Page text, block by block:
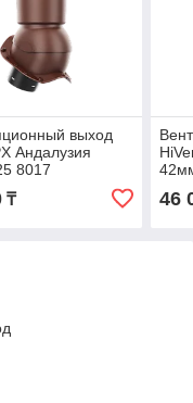
выход
Андалузия
8017
₸ 46